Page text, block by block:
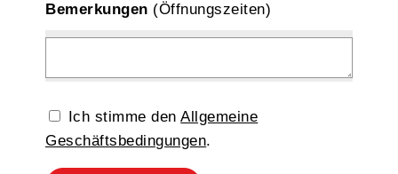
Bemerkungen (Öffnungszeiten)
Ich stimme denAllgemeine
Geschäftsbedingungen.